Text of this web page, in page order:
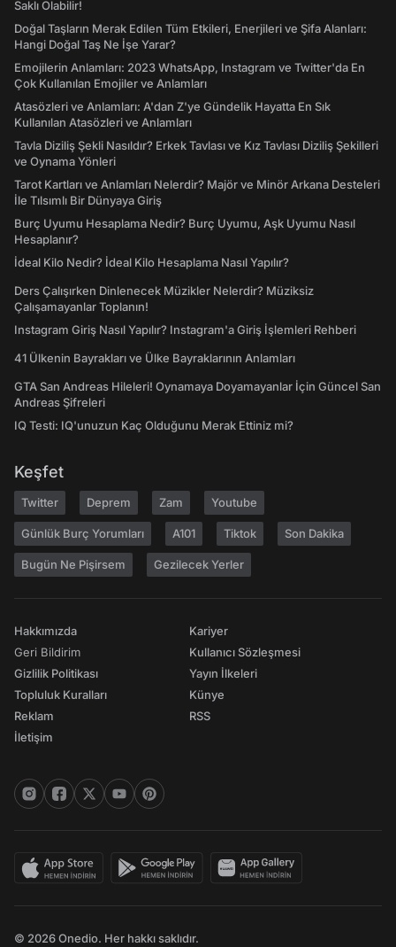
Saklı Olabilir!
Doğal Taşların Merak Edilen Tüm Etkileri, Enerjileri ve Şifa Alanları:
Hangi Doğal Taş Ne İşe Yarar?
Emojilerin Anlamları: 2023 WhatsApp, Instagram ve Twitter'da En
Çok Kullanılan Emojiler ve Anlamları
Atasözleri ve Anlamları: A'dan Z'ye Gündelik Hayatta En Sık
Kullanılan Atasözleri ve Anlamları
Tavla Diziliş Şekli Nasıldır? Erkek Tavlası ve Kız Tavlası Diziliş Şekilleri
ve Oynama Yönleri
Tarot Kartları ve Anlamları Nelerdir? Majör ve Minör Arkana Desteleri
İle Tılsımlı Bir Dünyaya Giriş
Burç Uyumu Hesaplama Nedir? Burç Uyumu, Aşk Uyumu Nasıl
Hesaplanır?
İdeal Kilo Nedir? İdeal Kilo Hesaplama Nasıl Yapılır?
Ders Çalışırken Dinlenecek Müzikler Nelerdir? Müziksiz
Çalışamayanlar Toplanın!
Instagram Giriş Nasıl Yapılır? Instagram'a Giriş İşlemleri Rehberi
41 Ülkenin Bayrakları ve Ülke Bayraklarının Anlamları
GTA San Andreas Hileleri! Oynamaya Doyamayanlar İçin Güncel San
Andreas Şifreleri
IQ Testi: IQ'unuzun Kaç Olduğunu Merak Ettiniz mi?
Keşfet
Twitter Deprem Zam Youtube
Günlük Burç Yorumları A101 Tiktok Son Dakika
Bugün Ne Pişirsem Gezilecek Yerler
Hakkımızda
Geri Bildirim
Gizlilik Politikası
Topluluk Kuralları
Reklam
İletişim
Kariyer
Kullanıcı Sözleşmesi
Yayın İlkeleri
Künye
RSS
© 2026 Onedio. Her hakkı saklıdır.